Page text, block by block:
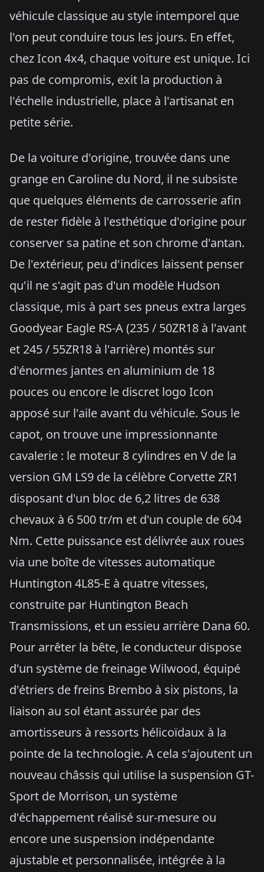
véhicule classique au style intemporel que
l'on peut conduire tous les jours. En effet,
chez Icon 4x4, chaque voiture est unique. Ici
pas de compromis, exit la production à
l'échelle industrielle, place à l'artisanat en
petite série.
De la voiture d'origine, trouvée dans une
grange en Caroline du Nord, il ne subsiste
que quelques éléments de carrosserie afin
de rester fidèle à l'esthétique d'origine pour
conserver sa patine et son chrome d'antan.
De l'extérieur, peu d'indices laissent penser
qu'il ne s'agit pas d'un modèle Hudson
classique, mis à part ses pneus extra larges
Goodyear Eagle RS-A (235 / 50ZR18 à l'avant
et 245 / 55ZR18 à l'arrière) montés sur
d'énormes jantes en aluminium de 18
pouces ou encore le discret logo Icon
apposé sur l'aile avant du véhicule. Sous le
capot, on trouve une impressionnante
cavalerie : le moteur 8 cylindres en V de la
version GM LS9 de la célèbre Corvette ZR1
disposant d'un bloc de 6,2 litres de 638
chevaux à 6 500 tr/m et d'un couple de 604
Nm. Cette puissance est délivrée aux roues
via une boîte de vitesses automatique
Huntington 4L85-E à quatre vitesses,
construite par Huntington Beach
Transmissions, et un essieu arrière Dana 60.
Pour arrêter la bête, le conducteur dispose
d'un système de freinage Wilwood, équipé
d'étriers de freins Brembo à six pistons, la
liaison au sol étant assurée par des
amortisseurs à ressorts hélicoïdaux à la
pointe de la technologie. A cela s'ajoutent un
nouveau châssis qui utilise la suspension GT-
Sport de Morrison, un système
d'échappement réalisé sur-mesure ou
encore une suspension indépendante
ajustable et personnalisée, intégrée à la